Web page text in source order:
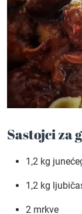
Sastojci za
1,2 kg
1,2 kg
2 mrkve